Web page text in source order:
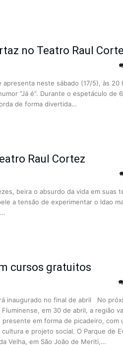
no Teatro Raul
apresenta neste sábado (17/5), às 20
“Já é”. Durante o espetáculo de
de forma divertida…
Raul Cortez
beira o absurdo da vida em suas
a tensão de experimentar o ldao
cursos gratuitos
inaugurado no final de abril No
Fluminense, em 30 de abril, a região
presente em forma de picadeiro, com
cultura e projeto social. O Parque de
Velha, em São João de Meriti,…